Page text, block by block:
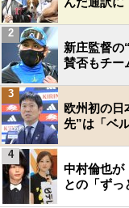
新庄監督の
賛否もチー
2
欧州初の日
先”は「ベ
3
中村倫也が
との「ずっ
4